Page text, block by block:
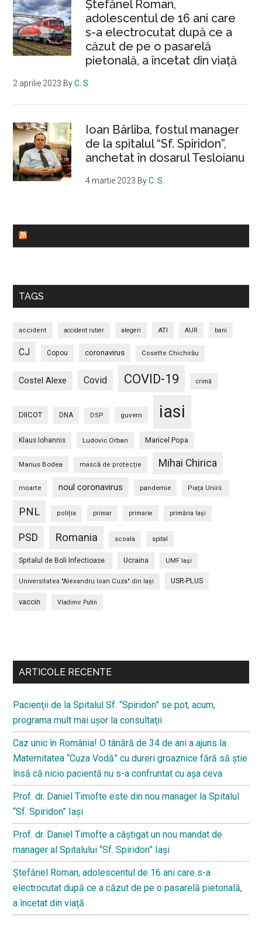
Ştefănel Roman,
adolescentul de 16 ani care
s-a electrocutat după ce a
căzut de pe o pasarelă
pietonală, a încetat din viață
2 aprilie 2023 ByC. S.
Ioan Bârliba, fostul manager
de la spitalul “Sf. Spiridon”,
anchetat în dosarul Tesloianu
4 martie 2023 ByC. S.
TAGS
accident accident rutier alegeri ATI AUR bani
CJ Copou coronavirus Cosette Chichirău
Costel Alexe Covid COVID-19 crimă
DIICOT DNA DSP guvern iasi
Klaus Iohannis Ludovic Orban Maricel Popa
Marius Bodea mască de protecție Mihai Chirica
moarte noul coronavirus pandemie Piața Unirii.
PNL poliția primar primarie primăria Iași
PSD Romania scoala spital
Spitalul de Boli Infectioase. Ucraina UMF Iași
Universitatea "Alexandru Ioan Cuza" din Iaşi USR-PLUS
vaccin Vladimir Putin
secundara
ARTICOLE RECENTE
Pacienţii de la Spitalul Sf. “Spiridon” se pot, acum,
programa mult mai uşor la consultaţii
Caz unic în România! O tânără de 34 de ani a ajuns la
Maternitatea “Cuza Vodă” cu dureri groaznice fără să ştie
însă că nicio pacientă nu s-a confruntat cu așa ceva
Prof. dr. Daniel Timofte este din nou manager la Spitalul
“Sf. Spiridon” Iaşi
Prof. dr. Daniel Timofte a câștigat un nou mandat de
manager al Spitalului “Sf. Spiridon” Iași
Ştefănel Roman, adolescentul de 16 ani care s-a
electrocutat după ce a căzut de pe o pasarelă pietonală,
a încetat din viață